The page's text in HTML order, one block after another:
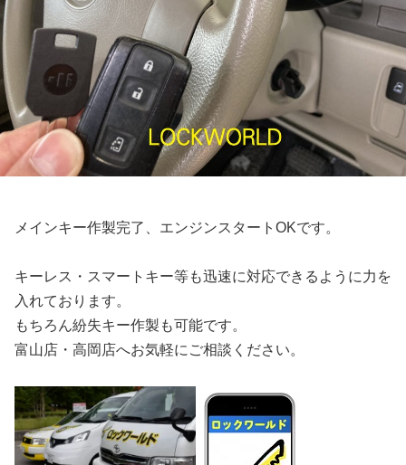
メインキー作製完了、エンジンスタートOKです。
キーレス・スマートキー等も迅速に対応できるように力を
入れております。
もちろん紛失キー作製も可能です。
富山店・高岡店へお気軽にご相談ください。